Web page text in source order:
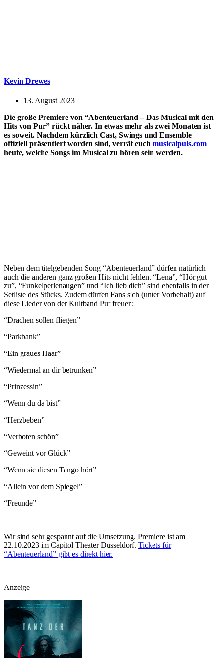
Kevin Drewes
13. August 2023
Die große Premiere von “Abenteuerland – Das Musical mit den
Hits von Pur” rückt näher. In etwas mehr als zwei Monaten ist
es soweit. Nachdem kürzlich Cast, Swings und Ensemble
offiziell präsentiert worden sind, verrät euch musicalpuls.com
heute, welche Songs im Musical zu hören sein werden.
Neben dem titelgebenden Song “Abenteuerland” dürfen natürlich
auch die anderen ganz großen Hits nicht fehlen. “Lena”, “Hör gut
zu”, “Funkelperlenaugen” und “Ich lieb dich” sind ebenfalls in der
Setliste des Stücks. Zudem dürfen Fans sich (unter Vorbehalt) auf
diese Lieder von der Kultband Pur freuen:
“Drachen sollen fliegen”
“Parkbank”
“Ein graues Haar”
“Wiedermal an dir betrunken”
“Prinzessin”
“Wenn du da bist”
“Herzbeben”
“Verboten schön”
“Geweint vor Glück”
“Wenn sie diesen Tango hört”
“Allein vor dem Spiegel”
“Freunde”
Wir sind sehr gespannt auf die Umsetzung. Premiere ist am
22.10.2023 im Capitol Theater Düsseldorf. Tickets für
“Abenteuerland” gibt es direkt hier.
Anzeige